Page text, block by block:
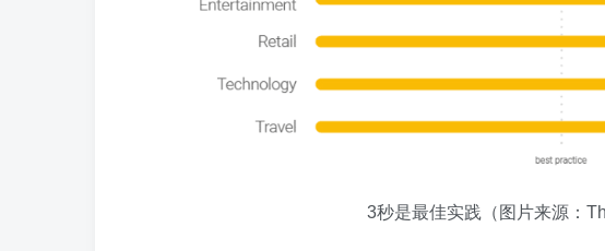
3秒是最佳实践（图片来源：